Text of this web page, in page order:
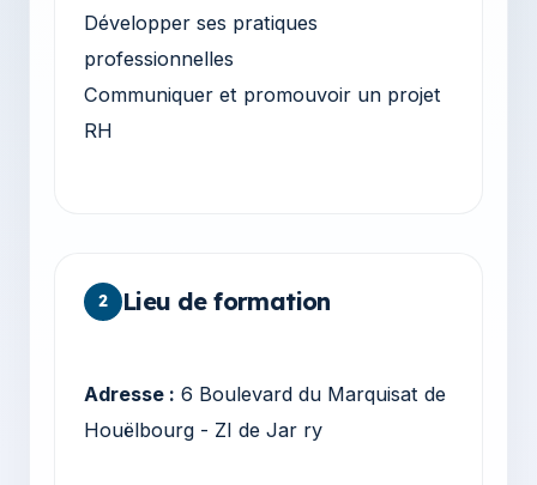
Développer ses pratiques
professionnelles
Communiquer et promouvoir un projet
RH
2 Lieu de formation
Adresse : 6 Boulevard du Marquisat de
Houëlbourg - ZI de Jar ry